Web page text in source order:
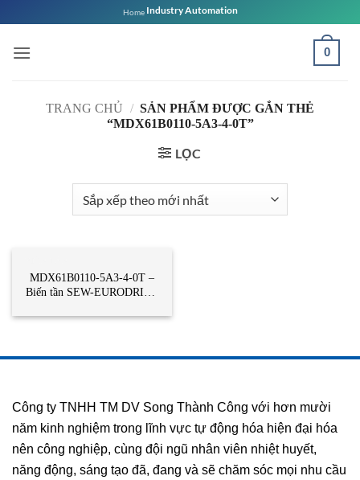
qua
nội
Home Industry Automation
0
TRANG CHỦ / SẢN PHẨM ĐƯỢC GẮN THẺ
“MDX61B0110-5A3-4-0T”
LỌC
MDX61B0110-5A3-4-0T –
Biến tần SEW-EURODRIVE
Công ty TNHH TM DV Song Thành Công với hơn mười
năm kinh nghiệm trong lĩnh vực tự động hóa hiện đại hóa
nên công nghiệp, cùng đội ngũ nhân viên nhiệt huyết,
năng động, sáng tạo đã, đang và sẽ chăm sóc mọi nhu cầu